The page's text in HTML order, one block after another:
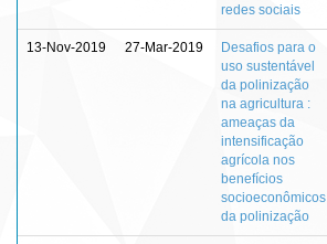
redes sociais
13-Nov-2019 27-Mar-2019
Desafios para o
uso sustentável
da polinização
na agricultura :
ameaças da
intensificação
agrícola nos
benefícios
socioeconômicos
da polinização